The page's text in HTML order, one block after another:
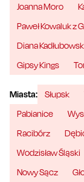
Joanna Moro
Paweł Kowaluk z
Diana
Gipsy Kings
Miasta: Słupsk
Pabianice
Racibórz
Wodzisław Śląski
Nowy Sącz